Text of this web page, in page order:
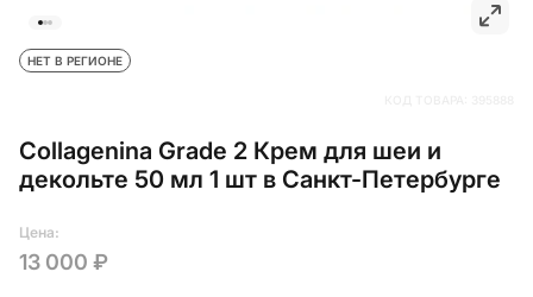
Collagenina Grade 2 Крем для шеи и
декольте 50 мл 1 шт в Санкт-Петербурге
НЕТ В РЕГИОНЕ
Цена:
13 000 ₽